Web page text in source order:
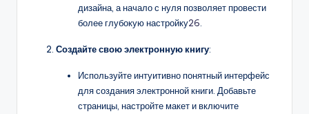
дизайна, а начало с нуля позволяет провести
более глубокую настройку26
Создайте свою электронную книгу:
Используйте интуитивно понятный интерфейс
для создания электронной книги. Добавьте
страницы, настройте макет и включите